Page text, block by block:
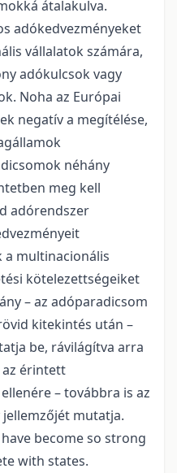
átalakulva.
adókedvezményeket
vállalatok számára,
adókulcsok vagy
Noha az Európai
negatív a megítélése,
néhány
meg kell
adórendszer
a multinacionális
kötelezettségeiket
– az adóparadicsom
kitekintés után –
be, rávilágítva arra
az érintett
– továbbra is az
mutatja.
become so strong
with states.